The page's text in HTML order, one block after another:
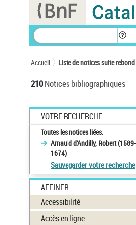
Accueil Liste de notices suite rebond
210Notices bibliographiques
VOTRE RECHERCHE
Toutes les notices liées.
Arnauld d'Andilly, Robert (1589-
1674)
Sauvegarder votre recherche
AFFINER
Accessibilité
Accès en ligne
Panneau de gestion des cookies